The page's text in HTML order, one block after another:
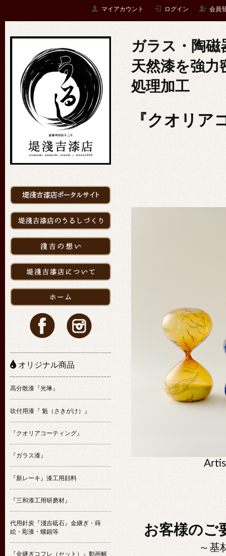
マイアカウント ログイン 会員
ガラス・陶磁
天然漆を強力
処理加工
『クオリア
お客様のご
～基
オリジナル商品
高分散漆『光琳』
吹付用漆『 魁（さきがけ）』
『クオリアコーティング』
『ガラス漆』
『新レーキ』漆工用顔料
『三和漆工用研磨材』
代用針炭『淺吉砥石』金継ぎ・蒔
絵・彫漆・螺鈿等
『金継ぎコフレ（セット）』動画解